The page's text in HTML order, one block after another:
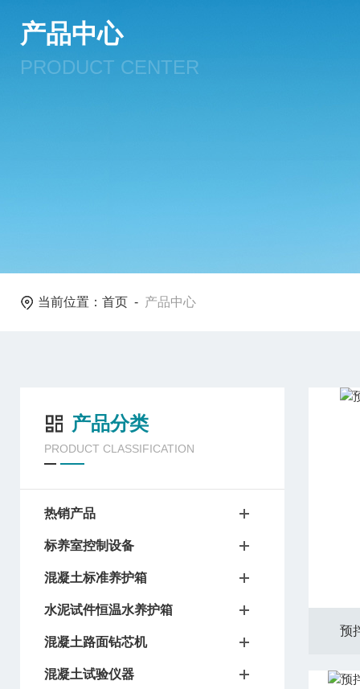
产品中心
PRODUCT CENTER
当前位置： 首页 - 产品中心
产品分类
PRODUCT CLASSIFICATION
热销产品
标养室控制设备
混凝土标准养护箱
水泥试件恒温水养护箱
混凝土路面钻芯机
混凝土试验仪器
预